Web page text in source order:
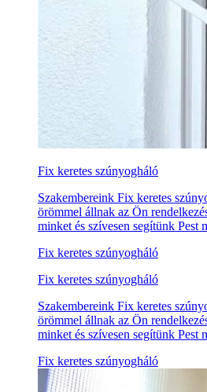
Fix keretes szúnyogháló
Szakembereink Fix keretes
örömmel állnak az Ön
minket és szívesen segítünk Pest
Fix keretes szúnyogháló
Fix keretes szúnyogháló
Szakembereink Fix keretes
örömmel állnak az Ön
minket és szívesen segítünk Pest
Fix keretes szúnyogháló